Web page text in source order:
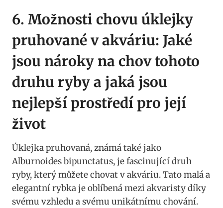
6. Možnosti chovu‌ úklejky
pruhované v ​akváriu:⁤ Jaké
‍jsou nároky na chov tohoto⁢
druhu ryby a jaká​ jsou
‍nejlepší prostředí pro její⁤
život
Úklejka pruhovaná, známá také jako
Alburnoides bipunctatus,​ je fascinující druh
ryby, který můžete⁤ chovat v akváriu. ⁣Tato malá a
elegantní rybka je oblíbená mezi‌ akvaristy díky
svému ‌vzhledu ‍a svému​ unikátnímu chování.